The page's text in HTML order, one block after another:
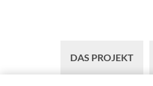
DAS PROJEKT